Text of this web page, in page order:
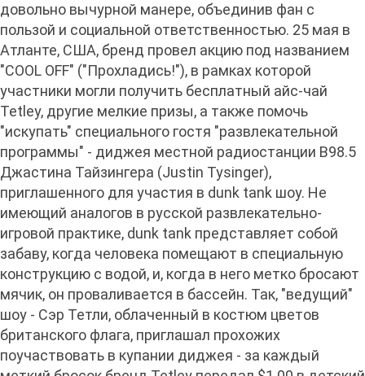
довольно вычурной манере, объединив фан с
пользой и социальной ответственностью. 25 мая в
Атланте, США, бренд провел акцию под названием
"COOL OFF" ("Прохладись!"), в рамках которой
участники могли получить бесплатный айс-чай
Tetley, другие мелкие призы, а также помочь
"искупать" специального гостя "развлекательной
программы" - диджея местной радиостанции B98.5
Джастина Тайзингера (Justin Tysinger),
приглашенного для участия в dunk tank шоу. Не
имеющий аналогов в русской развлекательно-
игровой практике, dunk tank представляет собой
забаву, когда человека помещают в специальную
конструкцию с водой, и, когда в него метко бросают
мячик, он проваливается в бассейн. Так, "ведущий"
шоу - Сэр Тетли, облаченный в костюм цветов
британского флага, приглашал прохожих
поучаствовать в купании диджея - за каждый